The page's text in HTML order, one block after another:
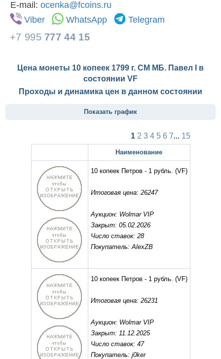
E-mail: ocenka@fcoins.ru
Viber
WhatsApp Telegram
+7 995 777 44 15
Цена монеты 10 копеек 1799 г. СМ МБ. Павел I в
состоянии VF
Проходы и динамика цен в данном состоянии
Показать график
1 2 3 4 5 6 7... 15
Наименование
10 копеек Петров - 1 рубль. (VF)
Итоговая цена: 26247
Аукцион: Wolmar VIP
Закрыт: 05.02.2026
Число ставок: 28
Покупатель: AlexZB
10 копеек Петров - 1 рубль. (VF)
Итоговая цена: 26231
Аукцион: Wolmar VIP
Закрыт: 11.12.2025
Число ставок: 47
Покупатель: j0ker